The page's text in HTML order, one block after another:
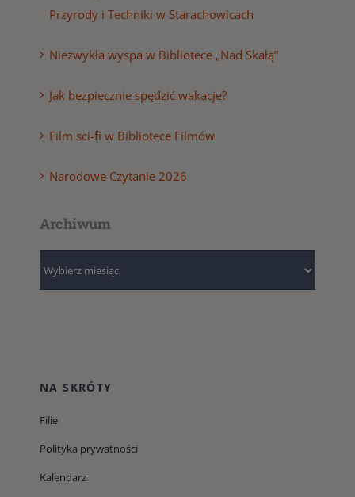
Przyrody i Techniki w Starachowicach
Niezwykła wyspa w Bibliotece „Nad Skałą”
Jak bezpiecznie spędzić wakacje?
Film sci-fi w Bibliotece Filmów
Narodowe Czytanie 2026
Archiwum
NA SKRÓTY
Filie
Polityka prywatności
Kalendarz